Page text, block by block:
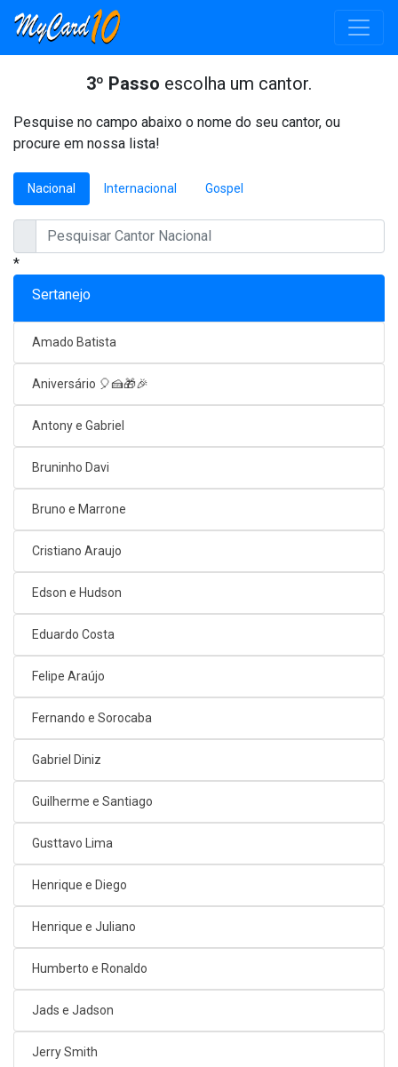
3º Passo escolha um cantor.
Pesquise no campo abaixo o nome do seu cantor, ou
procure em nossa lista!
Nacional Internacional Gospel
*
Sertanejo
Amado Batista
Aniversário 🎈🍰🎁🎉
Antony e Gabriel
Bruninho Davi
Bruno e Marrone
Cristiano Araujo
Edson e Hudson
Eduardo Costa
Felipe Araújo
Fernando e Sorocaba
Gabriel Diniz
Guilherme e Santiago
Gusttavo Lima
Henrique e Diego
Henrique e Juliano
Humberto e Ronaldo
Jads e Jadson
Jerry Smith